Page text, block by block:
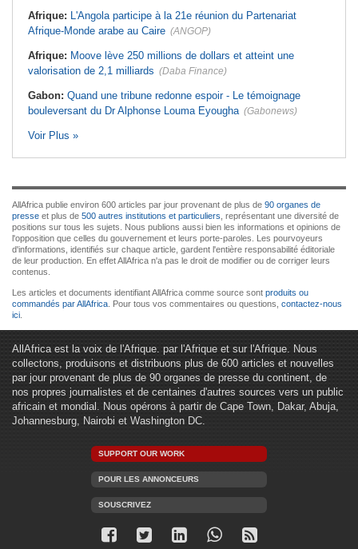
Afrique: L'Angola participe à la 21e réunion du Partenariat
Afrique-Monde arabe au Caire (ANGOP)
Afrique: Moove lève 250 millions de dollars et atteint une
valorisation de 2,1 milliards (Daba Finance)
Gabon: Quand une tribune redonne espoir - Le témoignage
bouleversant du Dr Alphonse Louma Eyougha (Gabonews)
Voir Plus »
AllAfrica publie environ 600 articles par jour provenant de plus de 90 organes de
presse et plus de 500 autres institutions et particuliers , représentant une diversité de
positions sur tous les sujets. Nous publions aussi bien les informations et opinions de
l'opposition que celles du gouvernement et leurs porte-paroles. Les pourvoyeurs
d'informations, identifiés sur chaque article, gardent l'entière responsabilité éditoriale
de leur production. En effet AllAfrica n'a pas le droit de modifier ou de corriger leurs
contenus.
Les articles et documents identifiant AllAfrica comme source sont produits ou
commandés par AllAfrica . Pour tous vos commentaires ou questions, contactez-nous
ici
AllAfrica est la voix de l'Afrique. par l'Afrique et sur l'Afrique. Nous
collectons, produisons et distribuons plus de 600 articles et nouvelles
par jour provenant de plus de 90 organes de presse du continent, de
nos propres journalistes et de centaines d'autres sources vers un public
africain et mondial. Nous opérons à partir de Cape Town, Dakar, Abuja,
Johannesburg, Nairobi et Washington DC.
SUPPORT OUR WORK
POUR LES ANNONCEURS
SOUSCRIVEZ